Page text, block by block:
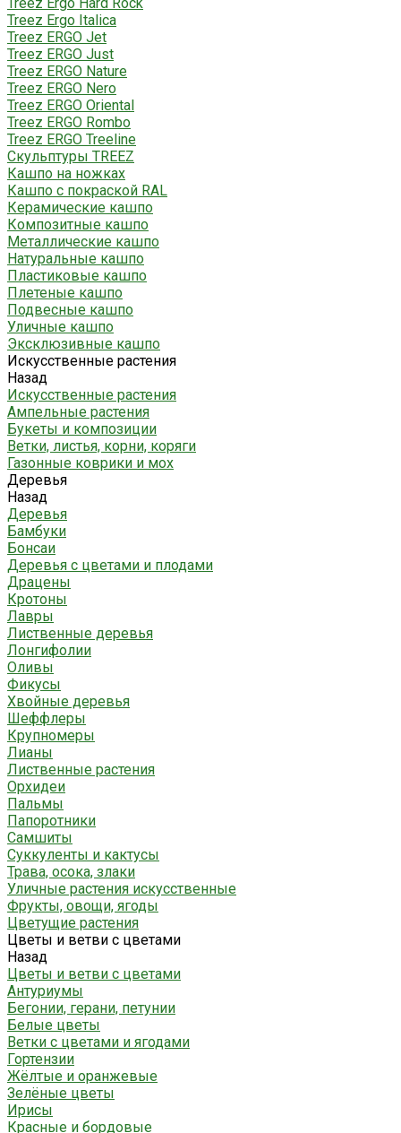
Treez Ergo Italica
Treez ERGO Jet
Treez ERGO Just
Treez ERGO Nature
Treez ERGO Nero
Treez ERGO Oriental
Treez ERGO Rombo
Treez ERGO Treeline
Скульптуры TREEZ
Кашпо на ножках
Кашпо с покраской RAL
Керамические кашпо
Композитные кашпо
Металлические кашпо
Натуральные кашпо
Пластиковые кашпо
Плетеные кашпо
Подвесные кашпо
Уличные кашпо
Эксклюзивные кашпо
Искусственные растения
Назад
Искусственные растения
Ампельные растения
Букеты и композиции
Ветки, листья, корни, коряги
Газонные коврики и мох
Деревья
Назад
Деревья
Бамбуки
Бонсаи
Деревья с цветами и плодами
Драцены
Кротоны
Лавры
Лиственные деревья
Лонгифолии
Оливы
Фикусы
Хвойные деревья
Шеффлеры
Крупномеры
Лианы
Лиственные растения
Орхидеи
Пальмы
Папоротники
Самшиты
Суккуленты и кактусы
Трава, осока, злаки
Уличные растения искусственные
Фрукты, овощи, ягоды
Цветущие растения
Цветы и ветви с цветами
Назад
Цветы и ветви с цветами
Антуриумы
Бегонии, герани, петунии
Белые цветы
Ветки с цветами и ягодами
Гортензии
Жёлтые и оранжевые
Зелёные цветы
Ирисы
Красные и бордовые